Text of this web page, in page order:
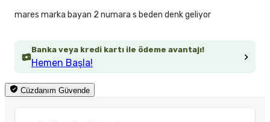
Banka veya kredi kartı ile ödeme avantajı!
Hemen Başla!
Cüzdanım Güvende
mares marka bayan 2 numara s beden denk geliyor